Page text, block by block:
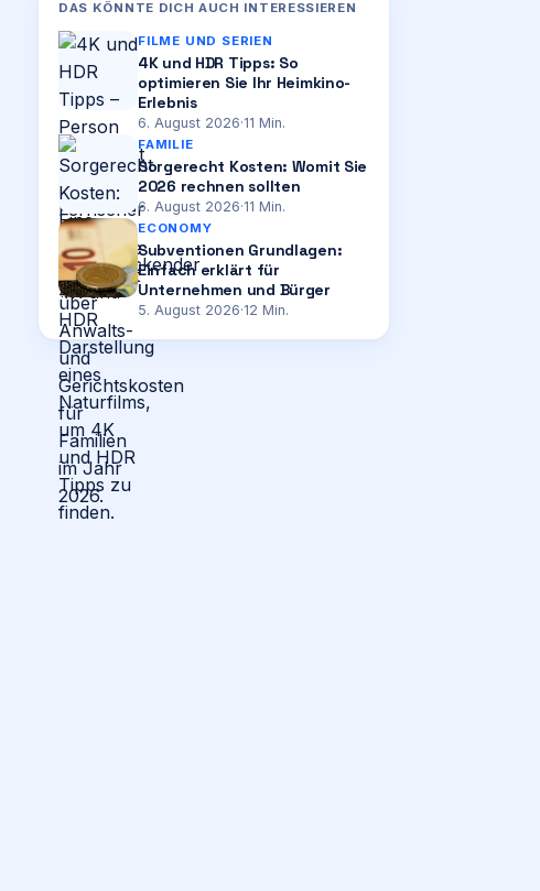
DAS KÖNNTE DICH AUCH INTERESSIEREN
FILME UND SERIEN
4K und HDR Tipps: So
optimieren Sie Ihr Heimkino-
Erlebnis
6. August 2026·11 Min.
FAMILIE
Sorgerecht Kosten: Womit Sie
2026 rechnen sollten
6. August 2026·11 Min.
ECONOMY
Subventionen Grundlagen:
Einfach erklärt für
Unternehmen und Bürger
5. August 2026·12 Min.